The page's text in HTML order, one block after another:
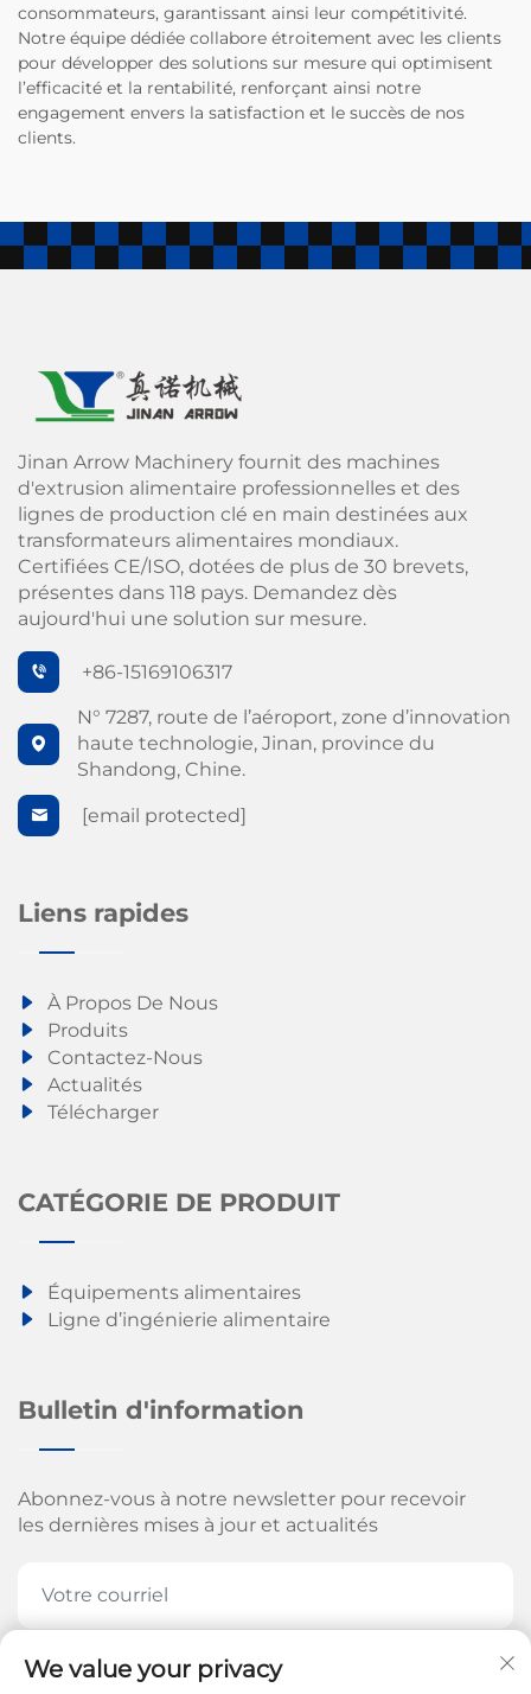
consommateurs, garantissant ainsi leur compétitivité.
Notre équipe dédiée collabore étroitement avec les clients
pour développer des solutions sur mesure qui optimisent
l’efficacité et la rentabilité, renforçant ainsi notre
engagement envers la satisfaction et le succès de nos
clients.
Jinan Arrow Machinery fournit des machines
d'extrusion alimentaire professionnelles et des
lignes de production clé en main destinées aux
transformateurs alimentaires mondiaux.
Certifiées CE/ISO, dotées de plus de 30 brevets,
présentes dans 118 pays. Demandez dès
aujourd'hui une solution sur mesure.
+86-15169106317
N° 7287, route de l’aéroport, zone d’innovation
haute technologie, Jinan, province du
Shandong, Chine.
[email protected]
Liens rapides
À Propos De Nous
Produits
Contactez-Nous
Actualités
Télécharger
CATÉGORIE DE PRODUIT
Équipements alimentaires
Ligne d’ingénierie alimentaire
Bulletin d'information
Abonnez-vous à notre newsletter pour recevoir
les dernières mises à jour et actualités
ABONNEZ-VOUS MAINTENANT
We value your privacy